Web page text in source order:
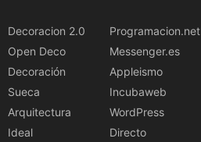
Decoracion 2.0
Open Deco
Decoración
Sueca
Arquitectura
Ideal
Programacion.net
Messenger.es
Appleismo
Incubaweb
WordPress
Directo